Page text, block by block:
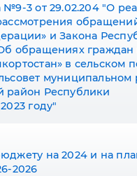
3 от 29.02.204 "О
и Закона
обращениях граждан
в сельском
муниципальном
район Республики
году"
на 2024 и на
2026